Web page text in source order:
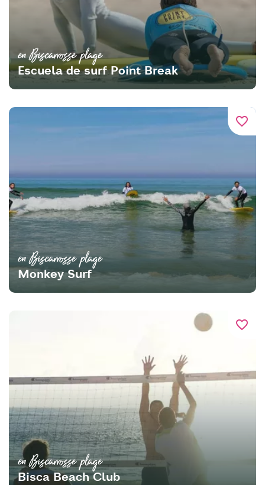
en Biscarrosse plage
Escuela de surf Point Break
favorite_border
en Biscarrosse plage
Monkey Surf
favorite_border
en Biscarrosse plage
Bisca Beach Club